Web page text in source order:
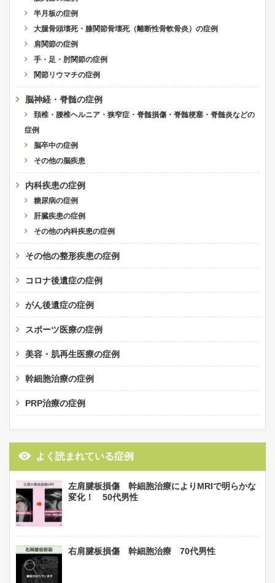
半月板の症例
大腿骨頭壊死・膝関節骨壊死（離断性骨軟骨炎）の症例
肩関節の症例
手・足・肘関節の症例
関節リウマチの症例
脳神経・脊髄の症例
頚椎・腰椎ヘルニア・狭窄症・脊髄損傷・脊髄梗塞・脊髄炎などの
症例
脳卒中の症例
その他の脳疾患
内科疾患の症例
糖尿病の症例
肝臓疾患の症例
その他の内科疾患の症例
その他の整形疾患の症例
コロナ後遺症の症例
がん後遺症の症例
スポーツ医療の症例
美容・肌再生医療の症例
幹細胞治療の症例
PRP治療の症例
よく読まれている症例
左肩腱板損傷 幹細胞治療によりMRIで明らかな
変化！ 50代男性
右肩腱板損傷 幹細胞治療 70代男性